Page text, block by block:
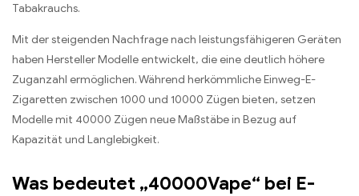
Tabakrauchs.
Mit der steigenden Nachfrage nach leistungsfähigeren Geräten
haben Hersteller Modelle entwickelt, die eine deutlich höhere
Zuganzahl ermöglichen. Während herkömmliche Einweg-E-
Zigaretten zwischen 1000 und 10000 Zügen bieten, setzen
Modelle mit 40000 Zügen neue Maßstäbe in Bezug auf
Kapazität und Langlebigkeit.
Was bedeutet „40000Vape“ bei E-